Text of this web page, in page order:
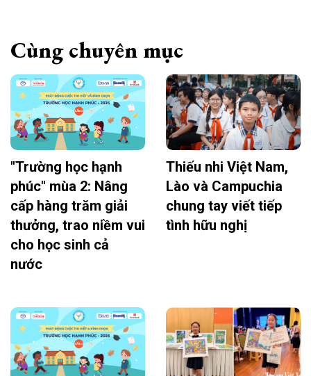
Cùng chuyên mục
"Trường học hạnh
phúc" mùa 2: Nâng
cấp hàng trăm giải
thưởng, trao niềm vui
cho học sinh cả
nước
Thiếu nhi Việt Nam,
Lào và Campuchia
chung tay viết tiếp
tình hữu nghị